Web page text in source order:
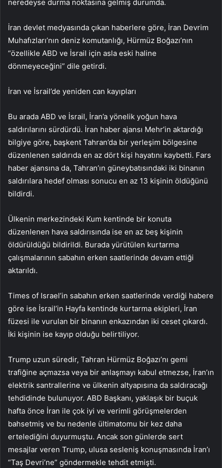
neredeyse durma noktasına gelmiş durumda.
İran devlet medyasında çıkan haberlere göre, İran Devrim
Muhafızları’nın deniz komutanlığı, Hürmüz Boğazı’nın
“özellikle ABD ve İsrail için asla eski haline
dönmeyeceğini” dile getirdi.
İran ve İsrail’de yeniden can kayıpları
Bu arada ABD ve İsrail, İran’a yönelik yoğun hava
saldırılarını sürdürdü. İran haber ajansı Mehr’in aktardığı
bilgiye göre, başkent Tahran’da bir yerleşim bölgesine
düzenlenen saldırıda en az dört kişi hayatını kaybetti. Fars
haber ajansına da, Tahran’ın güneybatısındaki iki binanın
saldırılara hedef olması sonucu en az 13 kişinin öldüğünü
bildirdi.
Ülkenin merkezindeki Kum kentinde bir konuta
düzenlenen hava saldırısında ise en az beş kişinin
öldürüldüğü bildirildi. Burada yürütülen kurtarma
çalışmalarının sabahın erken saatlerinde devam ettiği
aktarıldı.
Times of Israel’in sabahın erken saatlerinde verdiği habere
göre ise İsrail’in Hayfa kentinde kurtarma ekipleri, İran
füzesi ile vurulan bir binanın enkazından iki ceset çıkardı.
İki kişinin ise kayıp olduğu belirtiliyor.
Trump uzun süredir, Tahran Hürmüz Boğazı’nı gemi
trafiğine açmazsa veya bir anlaşmayı kabul etmezse, İran’ın
elektrik santrallerine ve ülkenin altyapısına da saldıracağı
tehdidinde bulunuyor. ABD Başkanı, yaklaşık bir buçuk
hafta önce İran ile çok iyi ve verimli görüşmelerden
bahsetmiş ve bu nedenle ültimatomu bir kez daha
ertelediğini duyurmuştu. Ancak son günlerde sert
mesajlar veren Trump, ulusa sesleniş konuşmasında İran’ı
“Taş Devri’ne” göndermekle tehdit etmişti.